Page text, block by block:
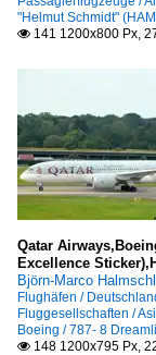
"Helmut Schmidt"
 141 1200x800 Px,
Qatar
Excellence
Björn-Marco
Flughäfen /
Fluggesellschaften /
Boeing / 787- 8
 148 1200x795 Px,